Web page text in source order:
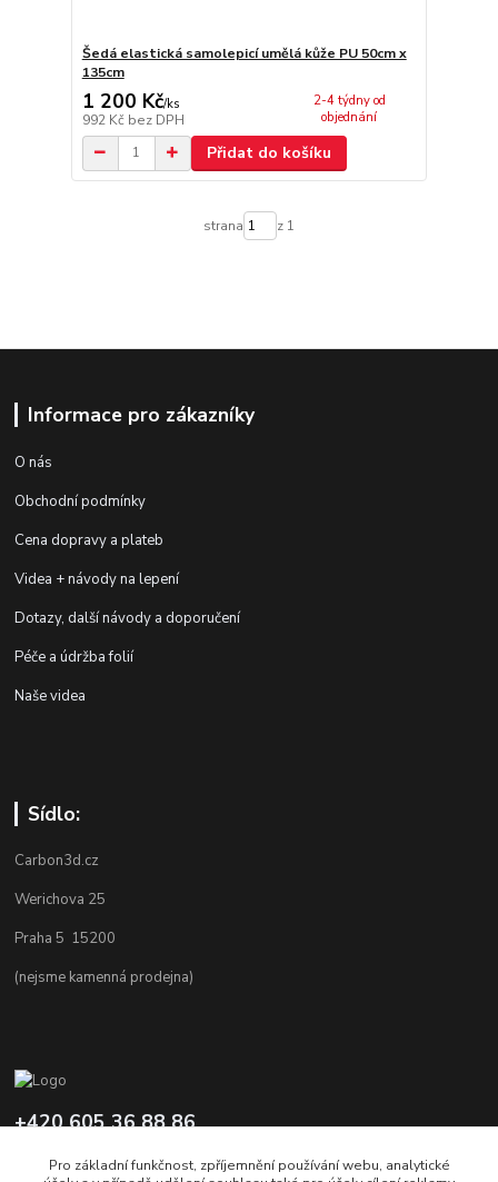
Šedá elastická samolepicí umělá kůže PU 50cm x
135cm
1 200 Kč/ks
992 Kč bez DPH
2-4 týdny od
objednání
Přidat do košíku
strana z 1
Informace pro zákazníky
O nás
Obchodní podmínky
Cena dopravy a plateb
Videa + návody na lepení
Dotazy, další návody a doporučení
Péče a údržba folií
Naše videa
Sídlo:
Carbon3d.cz
Werichova 25
Praha 5 15200
(nejsme kamenná prodejna)
+420 605 36 88 86
Pro základní funkčnost, zpříjemnění používání webu, analytické